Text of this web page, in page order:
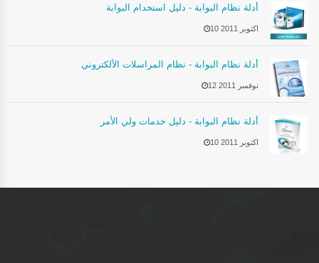
أدلة نظام البوابة - دليل استخدام البوابة
10 اكتوبر 2011
أدلة نظام البوابة - نظام المراسلات الألكتروني
12 نوفمبر 2011
أدلة نظام البوابة - دليل خدمات ولي الأمر
10 اكتوبر 2011